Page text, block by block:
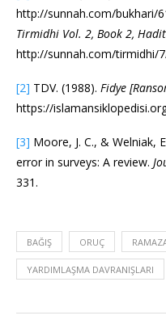
http://sunnah.com/bukhari/
Tirmidhi Vol. 2, Book 2,
http://sunnah.com/tirmidhi/
[2] TDV. (1988). Fidye
https://
[3] Moore, J. C., & Welniak,
error in surveys: A review.
331.
BAĞIŞ ORUÇ
YARDIMLAŞMA DAVRANIŞLARI